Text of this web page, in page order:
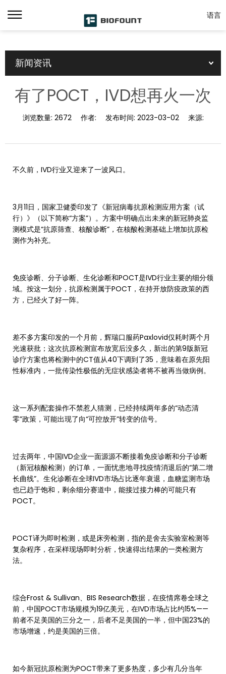
语言
新闻资讯
有了POCT，IVD想再火一次
浏览数量: 2672 作者: 发布时间: 2023-03-02 来源:
不久前，IVD行业又迎来了一波风口。
3月11日，国家卫健委印发了《新冠病毒抗原检测应用方案（试
行）》（以下简称“方案”）。方案中明确点出未来的新冠肺炎监
测模式是“抗原筛查、核酸诊断”，在核酸检测基础上增加抗原检
测作为补充。
免疫诊断、分子诊断、生化诊断和POCT是IVD行业主要的细分领
域。按这一划分，抗原检测属于POCT，在持开放防疫政策的西
方，已经火了好一阵。
差不多方案印发的一个月前，辉瑞口服药Paxlovid仅耗时两个月
光速获批；这次抗原检测宣布放宽后没多久，新出的第9版新冠
诊疗方案也将检测中的CT值从40下调到了35，意味着在原先阳
性标准内，一批传染性极低的无症状感染者将不被再当做病例。
这一系列配套操作不禁惹人猜测，已经持续两年多的“动态清
零”政策，可能出现了向“可控放开”转变的信号。
过去两年，中国IVD企业一面源源不断接着免疫诊断和分子诊断
（新冠核酸检测）的订单，一面忧患地寻找疫情消退后的“第二增
长曲线”。生化诊断在全球IVD市场占比逐年衰退，血糖监测市场
也已趋于饱和，剩余细分赛道中，能接过接力棒的可能只有
POCT。
POCT译为即时检测，或是床旁检测，指的是舍去实验室检测等
复杂程序，在采样现场即时分析，快速得出结果的一类检测方
法。
综合Frost & Sullivan、BIS Research数据，在疫情席卷全球之
前，中国POCT市场规模为19亿美元，在IVD市场占比约15%——
前者不足美国的三分之一，后者不足美国的一半，但中国23%的
市场增速，约是美国的三倍。
如今新冠抗原检测为POCT带来了更多热度，多少有几分当年